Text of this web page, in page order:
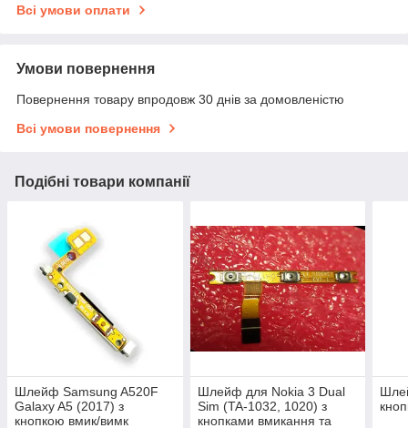
Всі умови оплати
Умови повернення
Повернення товару впродовж 30 днів за домовленістю
Всі умови повернення
Подібні товари компанії
Шлейф Samsung A520F
Galaxy A5 (2017) з
кнопкою вмик/вимк
Шлейф для Nokia 3 Dual
Sim (TA-1032, 1020) з
кнопками вмикання та